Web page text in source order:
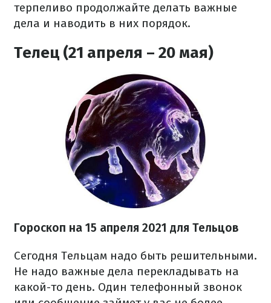
терпеливо продолжайте делать важные
дела и наводить в них порядок.
Телец (21 апреля – 20 мая)
Гороскоп на 15 апреля 2021 для Тельцов
Сегодня Тельцам надо быть решительными.
Не надо важные дела перекладывать на
какой-то день. Один телефонный звонок